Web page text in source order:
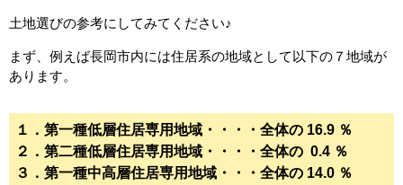
土地選びの参考にしてみてください♪
まず、例えば長岡市内には住居系の地域として以下の７地域が
あります。
１．第一種低層住居専用地域・・・・全体の 16.9 ％
２．第二種低層住居専用地域・・・・全体の 0.4 ％
３．第一種中高層住居専用地域・・・全体の 14.0 ％